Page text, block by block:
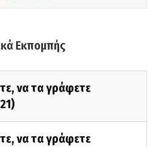
Εκπομπής
να τα γράφετε
να τα γράφετε